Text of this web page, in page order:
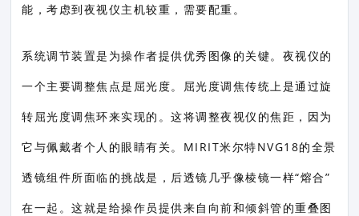
能，考虑到夜视仪主机较重，需要配重。
系统调节装置是为操作者提供优秀图像的关键。夜视仪的
一个主要调整焦点是屈光度。屈光度调焦传统上是通过旋
转屈光度调焦环来实现的。这将调整夜视仪的焦距，因为
它与佩戴者个人的眼睛有关。MIRIT米尔特NVG18的全景
透镜组件所面临的挑战是，后透镜几乎像棱镜一样“熔合”
在一起。这就是给操作员提供来自向前和倾斜管的重叠图